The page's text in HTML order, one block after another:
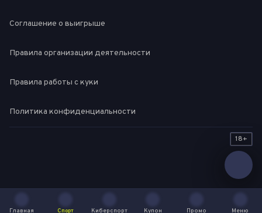
Соглашение о выигрыше
Правила организации деятельности
Правила работы с куки
Политика конфиденциальности
18+
Главная Спорт Киберспорт Купон Промо Меню